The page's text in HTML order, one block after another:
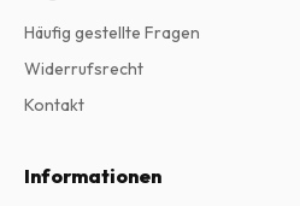
Häufig gestellte Fragen
Widerrufsrecht
Kontakt
Informationen